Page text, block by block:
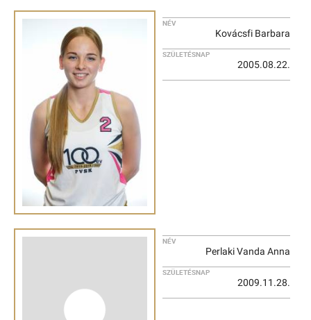
NÉV
Kovácsfi Barbara
SZÜLETÉSNAP
2005.08.22.
NÉV
Perlaki Vanda Anna
SZÜLETÉSNAP
2009.11.28.